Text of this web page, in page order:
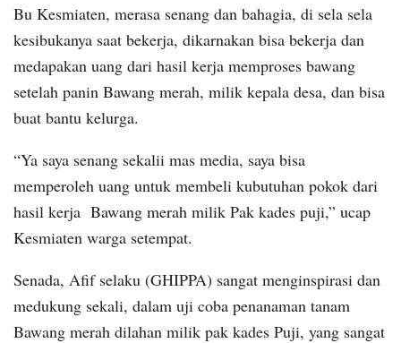
Bu Kesmiaten, merasa senang dan bahagia, di sela sela
kesibukanya saat bekerja, dikarnakan bisa bekerja dan
medapakan uang dari hasil kerja memproses bawang
setelah panin Bawang merah, milik kepala desa, dan bisa
buat bantu kelurga.
“Ya saya senang sekalii mas media, saya bisa
memperoleh uang untuk membeli kubutuhan pokok dari
hasil kerja Bawang merah milik Pak kades puji,” ucap
Kesmiaten warga setempat.
Senada, Afif selaku (GHIPPA) sangat menginspirasi dan
medukung sekali, dalam uji coba penanaman tanam
Bawang merah dilahan milik pak kades Puji, yang sangat